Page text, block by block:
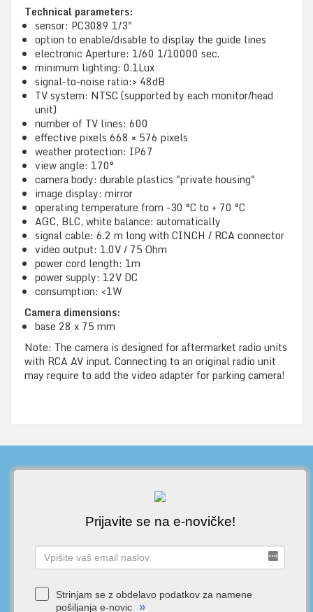
Technical parameters:
sensor: PC3089 1/3"
option to enable/disable to display the guide lines
electronic Aperture: 1/60 1/10000 sec.
minimum lighting: 0.1Lux
signal-to-noise ratio:> 48dB
TV system: NTSC (supported by each monitor/head
unit)
number of TV lines: 600
effective pixels 668 × 576 pixels
weather protection: IP67
view angle: 170°
camera body: durable plastics "private housing"
image display: mirror
operating temperature from -30 °C to + 70 °C
AGC, BLC, white balance: automatically
signal cable: 6.2 m long with CINCH / RCA connector
video output: 1.0V / 75 Ohm
power cord length: 1m
power supply: 12V DC
consumption: <1W
Camera dimensions:
base 28 x 75 mm
Note: The camera is designed for aftermarket radio units
with RCA AV input. Connecting to an original radio unit
may require to add the video adapter for parking camera!
Prijavite se na e-novičke!
Strinjam se z obdelavo podatkov za namene
pošiljanja e-novic
»